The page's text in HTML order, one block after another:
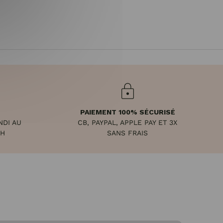
AU
PAIEMENT 100% SÉCURISÉ
CB, PAYPAL, APPLE PAY ET 3X
SANS FRAIS